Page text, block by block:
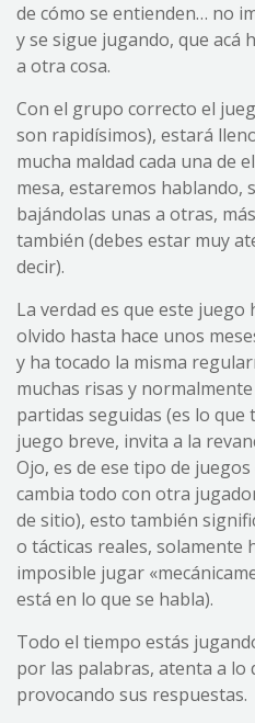
de cómo se entienden… no
y se sigue jugando, que acá
a otra cosa.
Con el grupo correcto el
son rapidísimos), estará
mucha maldad cada una de
mesa, estaremos hablando,
bajándolas unas a otras,
también (debes estar muy
decir).
La verdad es que este juego
olvido hasta hace unos
y ha tocado la misma
muchas risas y
partidas seguidas (es lo que
juego breve, invita a la
Ojo, es de ese tipo de
cambia todo con otra
de sitio), esto también
o tácticas reales, solamente
imposible jugar
está en lo que se habla).
Todo el tiempo estás
por las palabras, atenta a lo
provocando sus respuestas.